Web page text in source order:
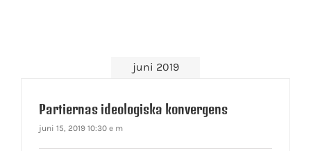
juni 2019
Partiernas ideologiska konvergens
juni 15, 2019 10:30 e m